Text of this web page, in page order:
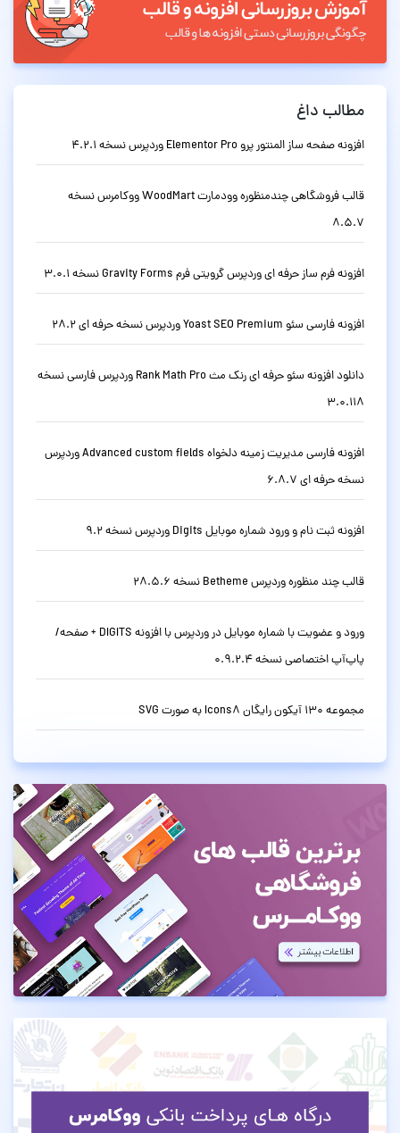
مطالب داغ
افزونه صفحه ساز المنتور پرو Elementor Pro وردپرس نسخه 4.2.1
قالب فروشگاهی چندمنظوره وودمارت WoodMart ووکامرس نسخه
8.5.7
افزونه فرم ساز حرفه ای وردپرس گرویتی فرم Gravity Forms نسخه 3.0.1
افزونه فارسی سئو Yoast SEO Premium وردپرس نسخه حرفه ای 28.2
دانلود افزونه سئو حرفه ای رنک مث Rank Math Pro وردپرس فارسی نسخه
3.0.118
افزونه فارسی مدیریت زمینه دلخواه Advanced custom fields وردپرس
نسخه حرفه ای 6.8.7
افزونه ثبت نام و ورود شماره موبایل Digits وردپرس نسخه 9.2
قالب چند منظوره وردپرس Betheme نسخه 28.5.6
ورود و عضویت با شماره موبایل در وردپرس با افزونه DIGITS + صفحه/
پاپ‌آپ اختصاصی نسخه 0.9.2.4
مجموعه 130 آیکون رایگان Icons8 به صورت SVG